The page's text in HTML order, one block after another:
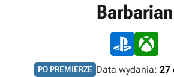
Barbarian
PO PREMIERZE Data wydania: 27